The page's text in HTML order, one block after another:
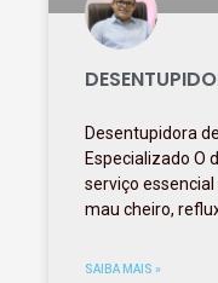
Desentupidora
Especializado O
serviço
mau cheiro,
SAIBA MAIS »